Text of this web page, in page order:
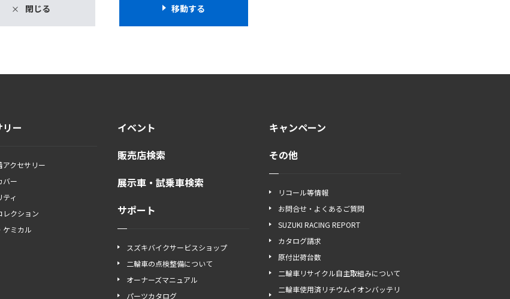
閉じる 移動する
リー
アクセサリー
バー
ティ
レクション
ケミカル
イベント
販売店検索
展示車・試乗車検索
サポート
スズキバイクサービスショップ
二輪車の点検整備について
オーナーズマニュアル
パーツカタログ
キャンペーン
その他
リコール等情報
お問合せ・よくあるご質問
SUZUKI RACING REPORT
カタログ請求
原付出荷台数
二輪車リサイクル自主取組みについて
二輪車使用済リチウムイオンバッテリ